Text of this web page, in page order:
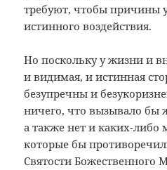
требуют, чтобы причины
истинного воздействия.
Но поскольку у жизни и
и видимая, и истинная
безупречны и
ничего, что вызывало бы
а также нет и каких-либо
которые бы
Святости Божественного